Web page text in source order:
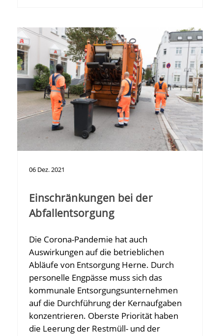
06 Dez.2021
Einschränkungen bei der
Abfallentsorgung
Die Corona-Pandemie hat auch
Auswirkungen auf die betrieblichen
Abläufe von Entsorgung Herne. Durch
personelle Engpässe muss sich das
kommunale Entsorgungsunternehmen
auf die Durchführung der Kernaufgaben
konzentrieren. Oberste Priorität haben
die Leerung der Restmüll- und der